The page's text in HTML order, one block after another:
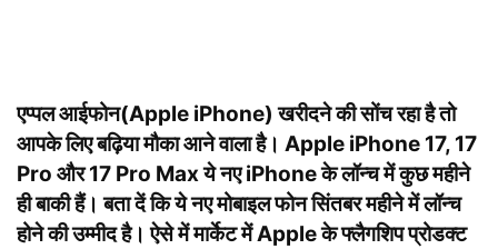
एप्पल आईफोन(Apple iPhone) खरीदने की सोंच रहा है तो
आपके लिए बढ़िया मौका आने वाला है। Apple iPhone 17, 17
Pro और 17 Pro Max ये नए iPhone के लॉन्च में कुछ महीने
ही बाकी हैं। बता दें कि ये नए मोबाइल फोन सिंतबर महीने में लॉन्च
होने की उम्मीद है। ऐसे में मार्केट में Apple के फ्लैगशिप प्रोडक्ट